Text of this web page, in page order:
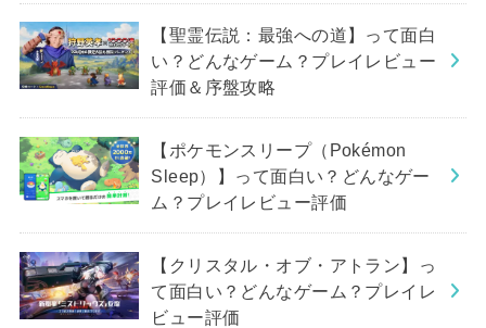
【聖霊伝説：最強への道】って面白
い？どんなゲーム？プレイレビュー
評価＆序盤攻略
【ポケモンスリープ（Pokémon
Sleep）】って面白い？どんなゲー
ム？プレイレビュー評価
【クリスタル・オブ・アトラン】っ
て面白い？どんなゲーム？プレイレ
ビュー評価